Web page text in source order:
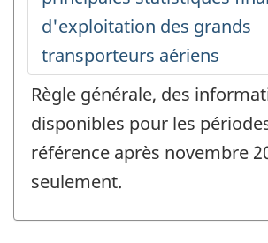
Règle générale, des
disponibles pour les
référence après novembre
seulement.